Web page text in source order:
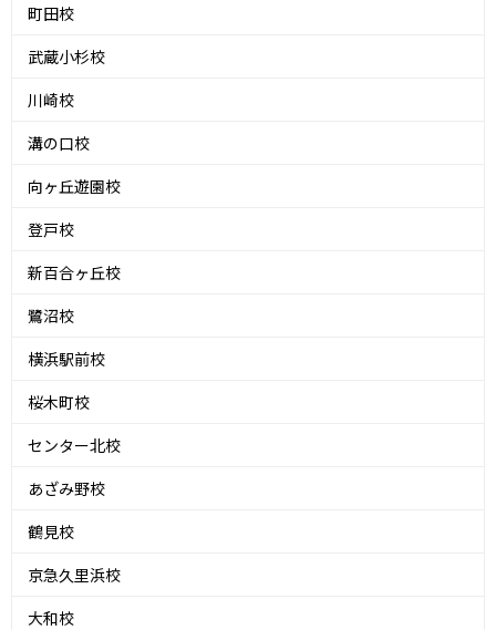
町田校
武蔵小杉校
川崎校
溝の口校
向ヶ丘遊園校
登戸校
新百合ヶ丘校
鷺沼校
横浜駅前校
桜木町校
センター北校
あざみ野校
鶴見校
京急久里浜校
大和校